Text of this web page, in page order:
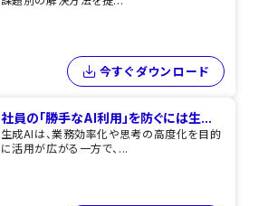
今すぐダウンロード
社員の「勝手なAI利用」を​防ぐには​生...
生成AIは、業務効率化や思考の高度化を目的
に活用が広がる一方で、...